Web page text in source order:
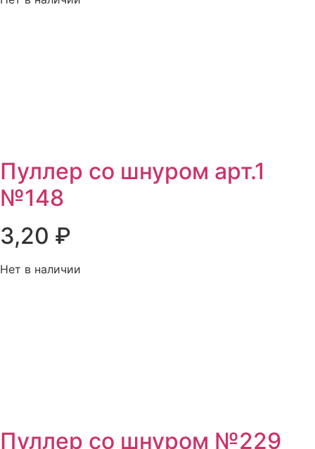
Пуллер со шнуром арт.1
№148
3,20 ₽
Нет в наличии
Пуллер со шнуром №229